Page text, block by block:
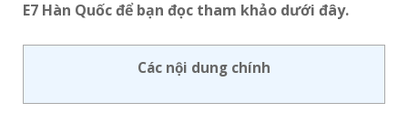
E7 Hàn Quốc để bạn đọc tham khảo dưới đây.
Các nội dung chính